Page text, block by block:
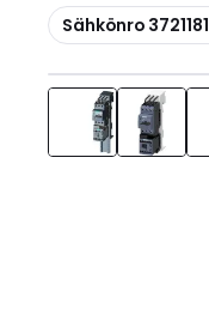
Kopioi
Sähkönro 3721181